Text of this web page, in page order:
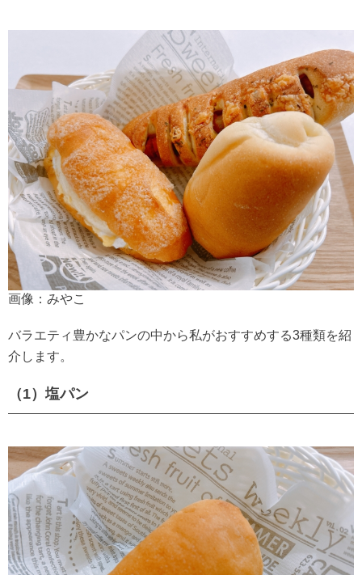
画像：みやこ
バラエティ豊かなパンの中から私がおすすめする3種類を紹
介します。
（1）塩パン